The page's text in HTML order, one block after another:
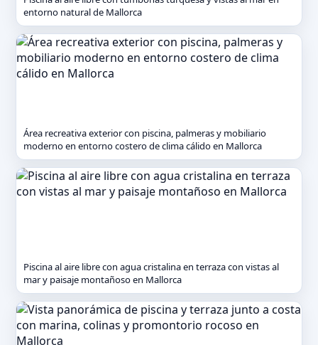
entorno natural de Mallorca
Área recreativa exterior con piscina, palmeras y mobiliario
moderno en entorno costero de clima cálido en Mallorca
Piscina al aire libre con agua cristalina en terraza con vistas al
mar y paisaje montañoso en Mallorca